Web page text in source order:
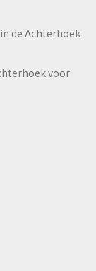
de Achterhoek
voor